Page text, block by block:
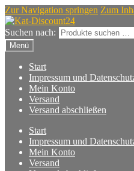
Zur Navigation springen Zum
Suchen nach:
Menü
Start
Impressum und
Mein Konto
Versand
Versand abschließen
Start
Impressum und
Mein Konto
Versand